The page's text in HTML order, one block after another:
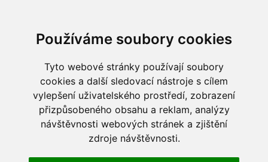
Používáme soubory cookies
Tyto webové stránky používají soubory
cookies a další sledovací nástroje s cílem
vylepšení uživatelského prostředí, zobrazení
přizpůsobeného obsahu a reklam, analýzy
návštěvnosti webových stránek a zjištění
zdroje návštěvnosti.